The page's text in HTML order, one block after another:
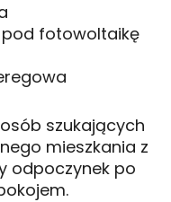
fotowoltaikę
szukających
mieszkania z
odpoczynek po